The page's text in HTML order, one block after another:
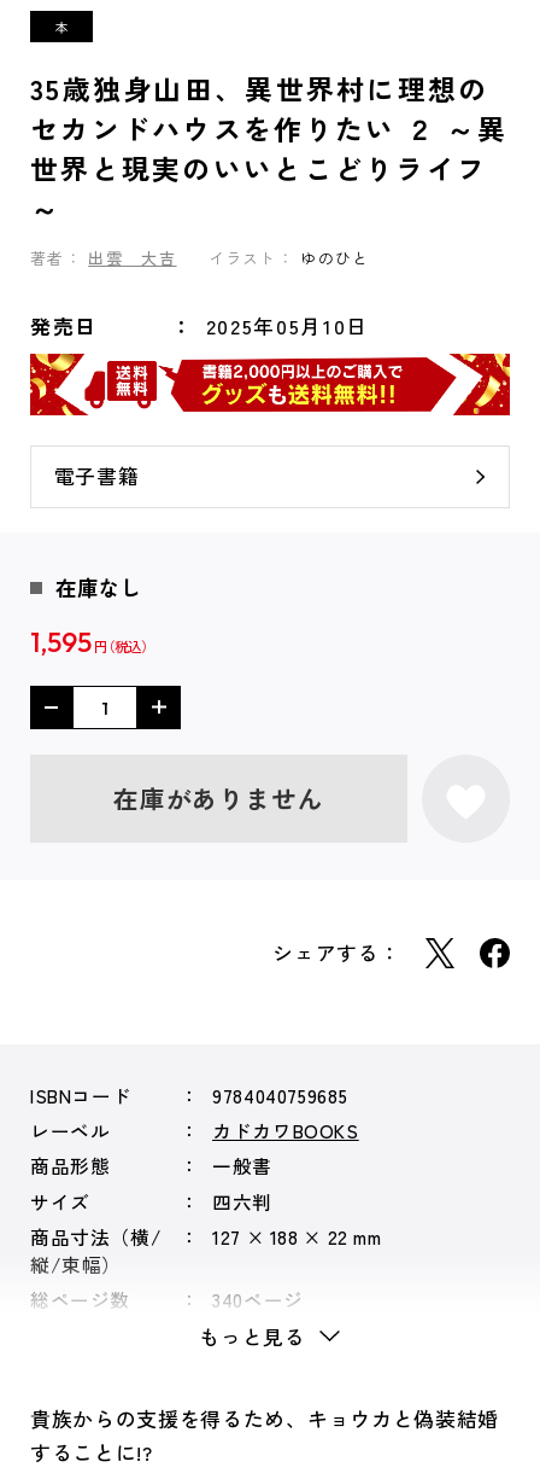
35歳独身山田、異世界村に理想の
セカンドハウスを作りたい ２ ～異
世界と現実のいいとこどりライフ
～
著者： 出雲 大吉 イラスト： ゆのひと
発売日 2025年05月10日
電子書籍
在庫なし
1,595 円
在庫がありません
シェアする：
ISBNコード
9784040759685
レーベル
カドカワBOOKS
商品形態
一般書
サイズ
四六判
商品寸法（横/
縦/束幅）
127 × 188 × 22 mm
総ページ数 340ページ
もっと見る
貴族からの支援を得るため、キョウカと偽装結婚
することに!?